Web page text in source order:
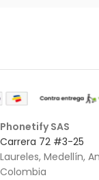
Phonetify SAS
Carrera 72 #3-25
Laureles, Medellín,
Colombia